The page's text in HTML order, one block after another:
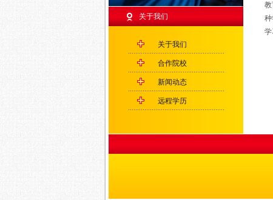
关于我们
关于我们
合作院校
新闻动态
远程学历
教
学